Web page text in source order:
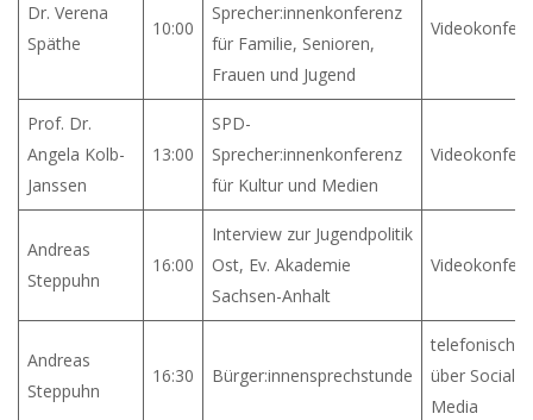
Dr. Verena
Späthe
10:00
Sprecher:innenkonferenz
für Familie, Senioren,
Frauen und Jugend
Prof. Dr.
Angela Kolb-
Janssen
13:00
SPD-
Sprecher:innenkonferenz
für Kultur und Medien
Andreas
Steppuhn
16:00
Interview zur Jugendpolitik
Ost, Ev. Akademie
Sachsen-Anhalt
Andreas
Steppuhn
16:30 Bürger:innensprechstunde
telefonisch
über Social
Media